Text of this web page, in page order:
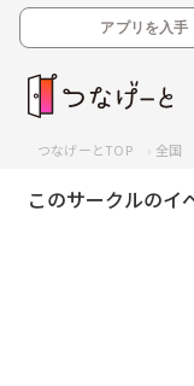
アプリを入手
つなげーとTOP 全国
このサークルのイ